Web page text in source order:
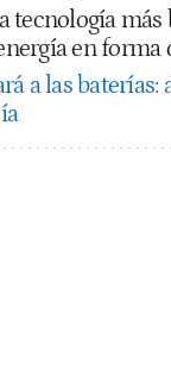
más
en forma
a las baterías: